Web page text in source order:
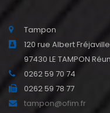
Tampon
120 rue Albert Fréjaville
97430 LE TAMPON
0262 59 70 74
0262 59 78 77
tampon@ofim.fr